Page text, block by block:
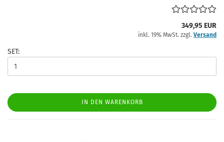
349,95 EUR
inkl. 19% MwSt. zzgl. Versand
SET:
IN DEN WARENKORB